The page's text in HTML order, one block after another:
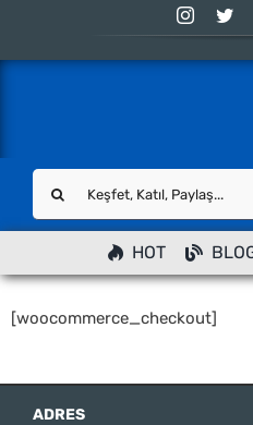
Ara:
HOT
[woocommerce_checkout]
ADRES